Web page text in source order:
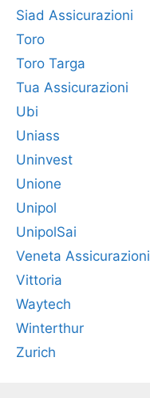
Siad Assicurazioni
Toro
Toro Targa
Tua Assicurazioni
Ubi
Uniass
Uninvest
Unione
Unipol
UnipolSai
Veneta Assicurazioni
Vittoria
Waytech
Winterthur
Zurich